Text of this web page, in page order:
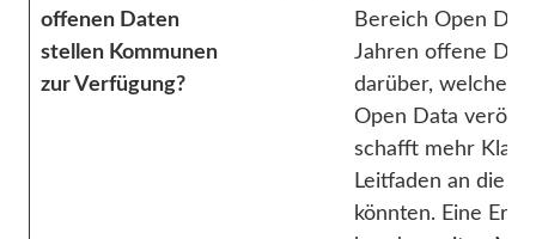
offenen Daten
stellen Kommunen
zur Verfügung?
Bereich Open
Jahren offene
darüber, welche
Open Data
schafft mehr
Leitfaden an die
könnten. Eine